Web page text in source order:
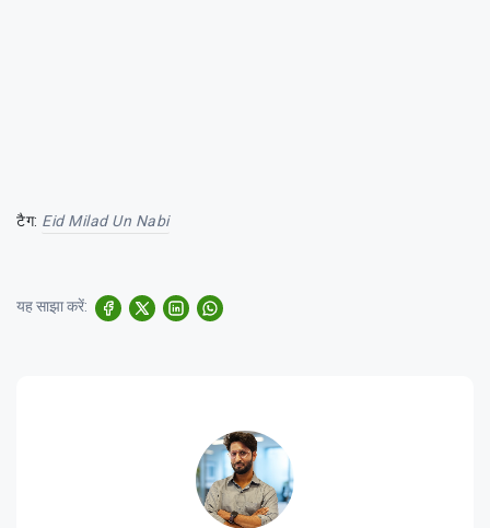
टैग: Eid Milad Un Nabi
यह साझा करें: